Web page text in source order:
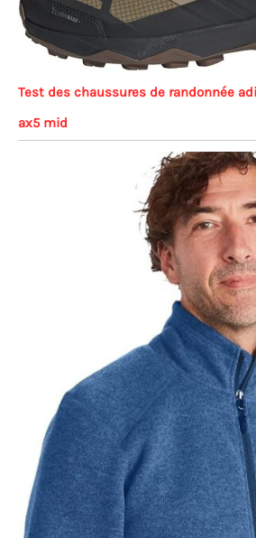
Test des chaussures de randonnée
ax5 mid